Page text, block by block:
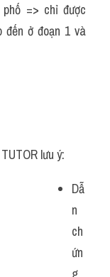
phố => chỉ được
đến ở đoạn 1 và
lưu ý:
Dẫ
n
ch
ứn